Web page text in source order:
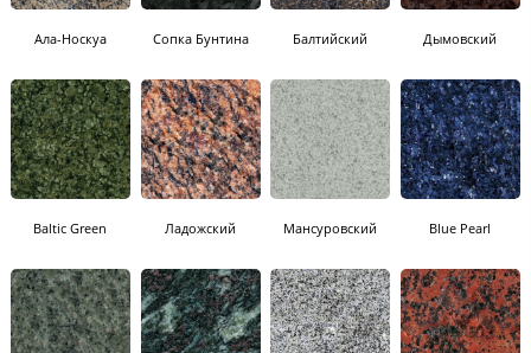
Ала-Носкуа Сопка Бунтина Балтийский Дымовский
Baltic Green Ладожский Мансуровский Blue Pearl